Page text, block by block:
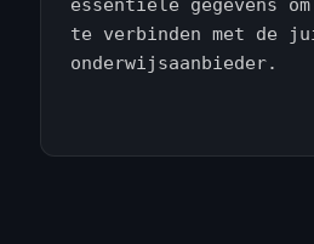
te verbinden met de
onderwijsaanbieder.